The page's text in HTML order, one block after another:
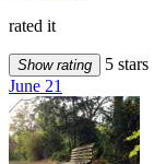
rated it
Show rating
5 stars
June 21